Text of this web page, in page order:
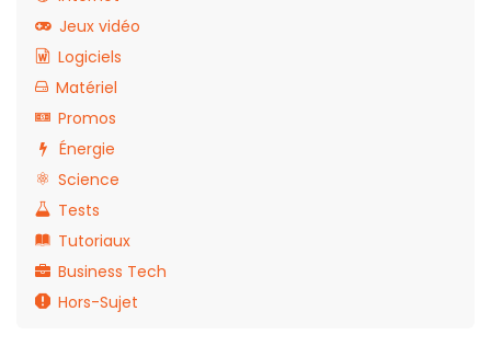
Jeux vidéo
Logiciels
Matériel
Promos
Énergie
Science
Tests
Tutoriaux
Business Tech
Hors-Sujet